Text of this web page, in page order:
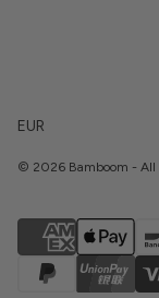
EUR
© 2026 Bamboom - All